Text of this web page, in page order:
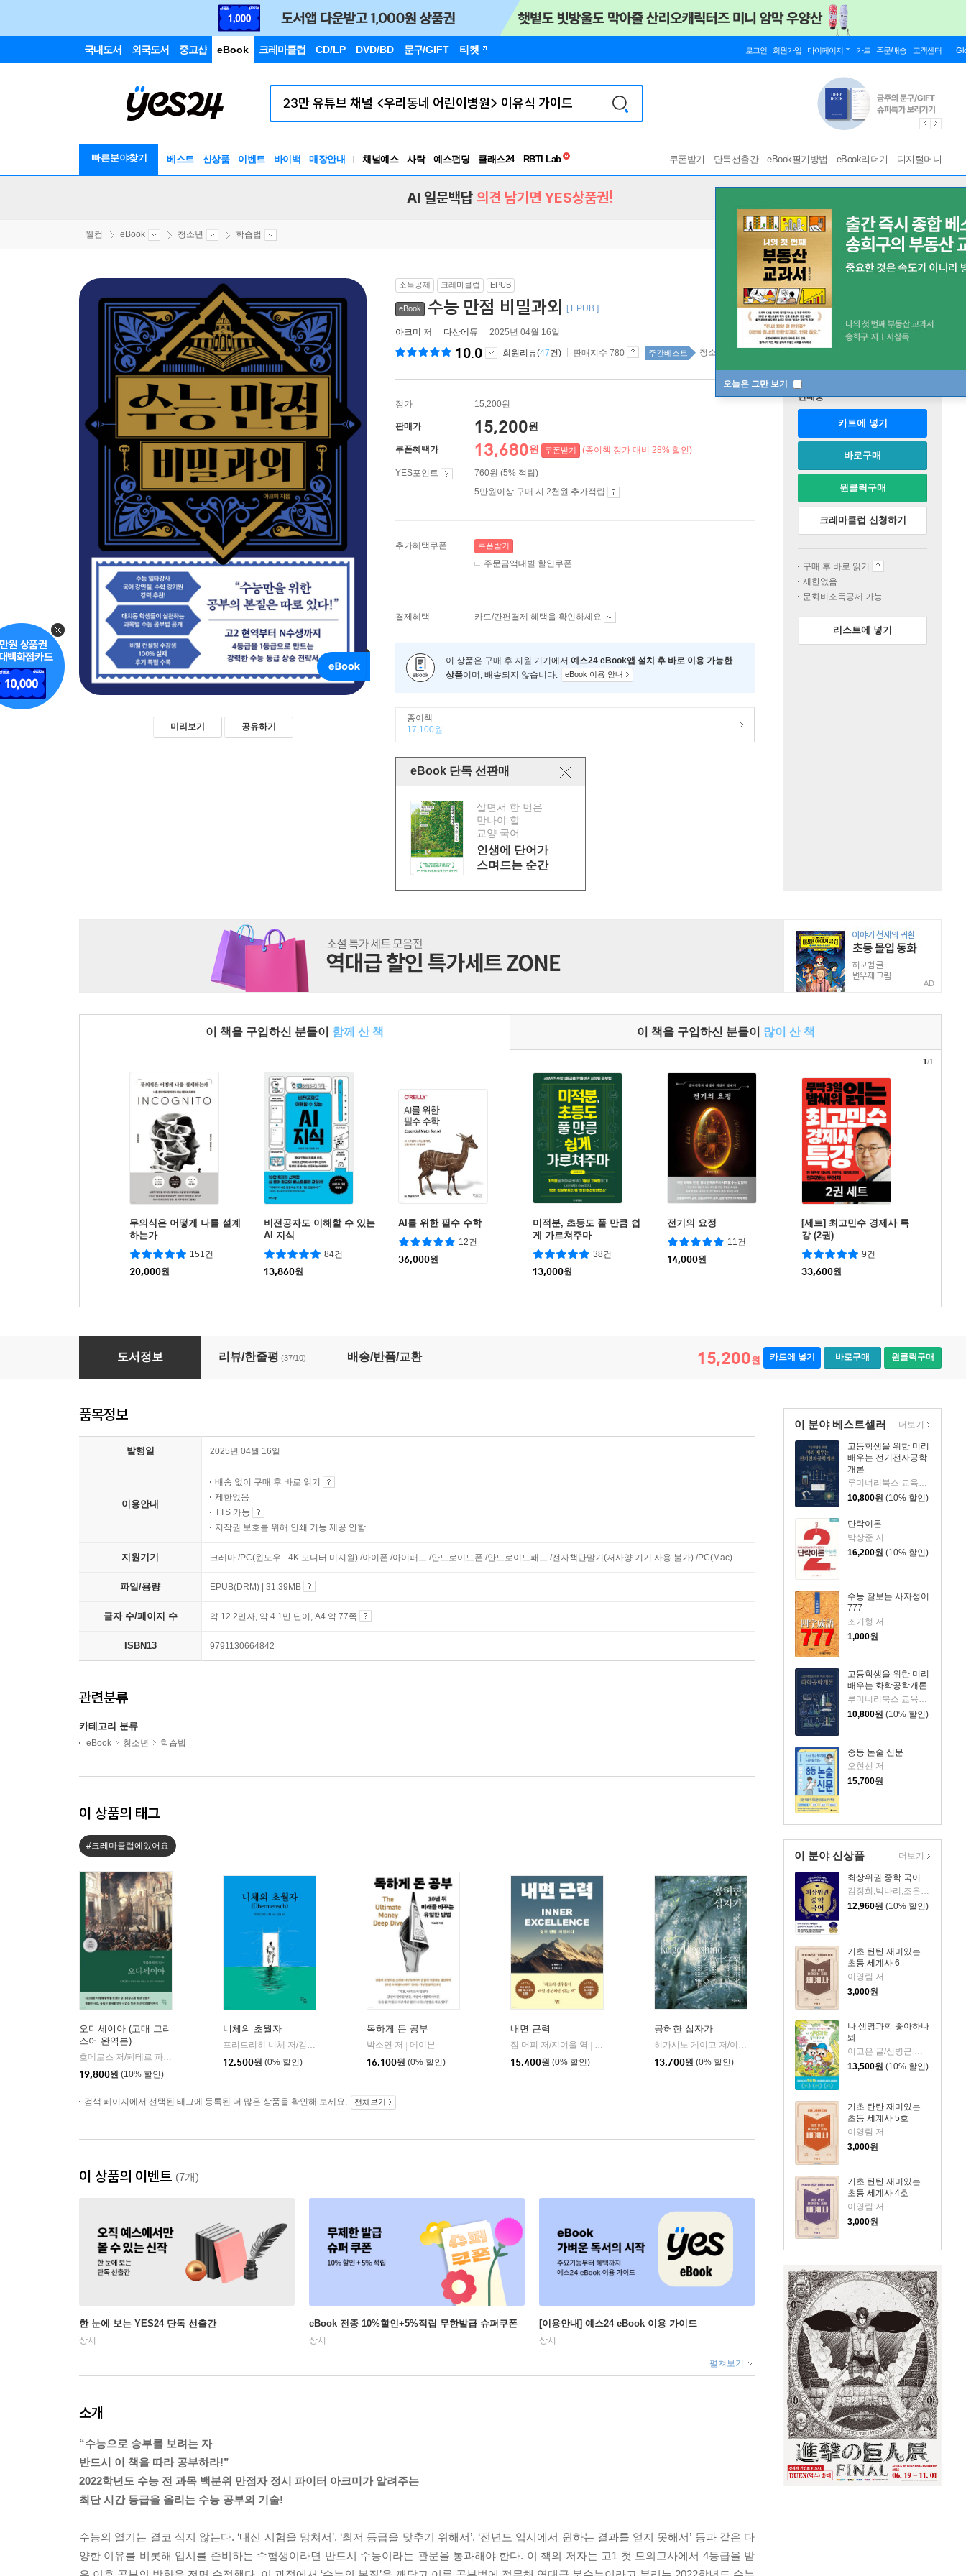
국내도서 외국도서 중고샵 eBook 크레마클럽 CD/LP DVD/BD 문구/GIFT 티켓 로그인 회원가입 마이페이지 카트 주문/배송 고객센터
빠른분야찾기 베스트 신상품 이벤트 바이백 매장안내 채널예스 사락 예스펀딩 클래스24
독서유형검사
쿠폰받기 단독선출간 eBook필기방법 eBook리더기 디지털머니
오늘은 그만 보기
AI 일문백답 의견 남기면 YES상품권!
웰컴 eBook 청소년 학습법
미리보기 공유하기
소득공제 크레마클럽 EPUB
eBook 수능 만점 비밀과외 [ EPUB ]
아크미 저 다산에듀 2025년 04월 16일
10.0 회원리뷰(47건) 판매지수 780 주간베스트 청소년 69위
정가 15,200원
판매가 15,200원
쿠폰혜택가 13,680원 쿠폰받기 (종이책 정가 대비 28% 할인)
YES포인트
760원 (5% 적립)
5만원이상 구매 시 2천원 추가적립
추가혜택쿠폰 쿠폰받기
주문금액대별 할인쿠폰
결제혜택 카드/간편결제 혜택을 확인하세요
이 상품은 구매 후 지원 기기에서 예스24 eBook앱 설치 후 바로 이용 가능한
상품이며, 배송되지 않습니다. eBook 이용 안내
종이책
17,100원
eBook 단독 선판매
살면서 한 번은
만나야 할
교양 국어
인생에 단어가
스며드는 순간
판매중
카트에 넣기
바로구매
원클릭구매
크레마클럽 신청하기
구매 후 바로 읽기
제한없음
문화비소득공제 가능
리스트에 넣기
AD
이 책을 구입하신 분들이 함께 산 책 이 책을 구입하신 분들이 많이 산 책
무의식은 어떻게 나를 설계
하는가
151건
20,000원
비전공자도 이해할 수 있는
AI 지식
84건
13,860원
AI를 위한 필수 수학
12건
36,000원
미적분, 초등도 풀 만큼 쉽
게 가르쳐주마
38건
13,000원
전기의 요정
11건
14,000원
[세트] 최고민수 경제사 특
강 (2권)
9건
33,600원
1/1
수능 만점 비밀과외
도서정보 리뷰/한줄평 (37/10) 배송/반품/교환 15,200원 카트에 넣기 바로구매 원클릭구매
이 분야 베스트셀러
고등학생을 위한 미리
배우는 전기전자공학
개론
10,800원 (10% 할인)
단락이론
박상준 저
16,200원 (10% 할인)
수능 잘보는 사자성어
777
조기형 저
1,000원
고등학생을 위한 미리
배우는 화학공학개론
루미너리북스 교육편집팀 저
10,800원 (10% 할인)
중등 논술 신문
오현선 저
15,700원
더보기
이 분야 신상품
최상위권 중학 국어
12,960원 (10% 할인)
기초 탄탄 재미있는
초등 세계사 6
이영림 저
3,000원
나 생명과학 좋아하나
봐
이고은 글/신병근 그림
13,500원 (10% 할인)
기초 탄탄 재미있는
초등 세계사 5호
이영림 저
3,000원
기초 탄탄 재미있는
초등 세계사 4호
이영림 저
3,000원
더보기
품목정보
발행일 2025년 04월 16일
이용안내
배송 없이 구매 후 바로 읽기
제한없음
TTS 가능
저작권 보호를 위해 인쇄 기능 제공 안함
지원기기 크레마 /PC(윈도우 - 4K 모니터 미지원) /아이폰 /아이패드 /안드로이드폰 /안드로이드패드 /전자책단말기(저사양 기기 사용 불가) /PC(Mac)
파일/용량 EPUB(DRM) | 31.39MB
글자 수/페이지 수 약 12.2만자, 약 4.1만 단어, A4 약 77쪽
ISBN13 9791130664842
관련분류
카테고리 분류
eBook 청소년 학습법
이 상품의 태그
#크레마클럽에있어요
오디세이아 (고대 그리
스어 완역본)
| 현대지성
19,800원 (10% 할인)
니체의 초월자
12,500원 (0% 할인)
독하게 돈 공부
박소연 저 | 메이븐
16,100원 (0% 할인)
내면 근력
짐 머피 저/지여울 역 |
15,400원 (0% 할인)
공허한 십자가
자음과모음
13,700원 (0% 할인)
검색 페이지에서 선택된 태그에 등록된 더 많은 상품을 확인해 보세요. 전체보기
이 상품의 이벤트 (7개)
한 눈에 보는 YES24 단독 선출간
상시
eBook 전종 10%할인+5%적립 무한발급 슈퍼쿠폰
상시
[이용안내] 예스24 eBook 이용 가이드
상시
펼쳐보기
소개
“수능으로 승부를 보려는 자
반드시 이 책을 따라 공부하라!”
2022학년도 수능 전 과목 백분위 만점자 정시 파이터 아크미가 알려주는
최단 시간 등급을 올리는 수능 공부의 기술!
수능의 열기는 결코 식지 않는다. ‘내신 시험을 망쳐서’, ‘최저 등급을 맞추기 위해서’, ‘전년도 입시에서 원하는 결과를 얻지 못해서’ 등과 같은 다
양한 이유를 비롯해 입시를 준비하는 수험생이라면 반드시 수능이라는 관문을 통과해야 한다. 이 책의 저자는 고1 첫 모의고사에서 4등급을 받